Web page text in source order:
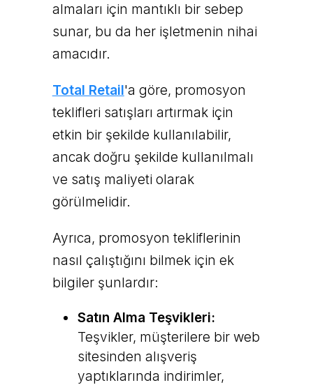
almaları için mantıklı bir sebep
sunar, bu da her işletmenin nihai
amacıdır.
Total Retail'a göre, promosyon
teklifleri satışları artırmak için
etkin bir şekilde kullanılabilir,
ancak doğru şekilde kullanılmalı
ve satış maliyeti olarak
görülmelidir.
Ayrıca, promosyon tekliflerinin
nasıl çalıştığını bilmek için ek
bilgiler şunlardır:
Satın Alma Teşvikleri:
Teşvikler, müşterilere bir web
sitesinden alışveriş
yaptıklarında indirimler,